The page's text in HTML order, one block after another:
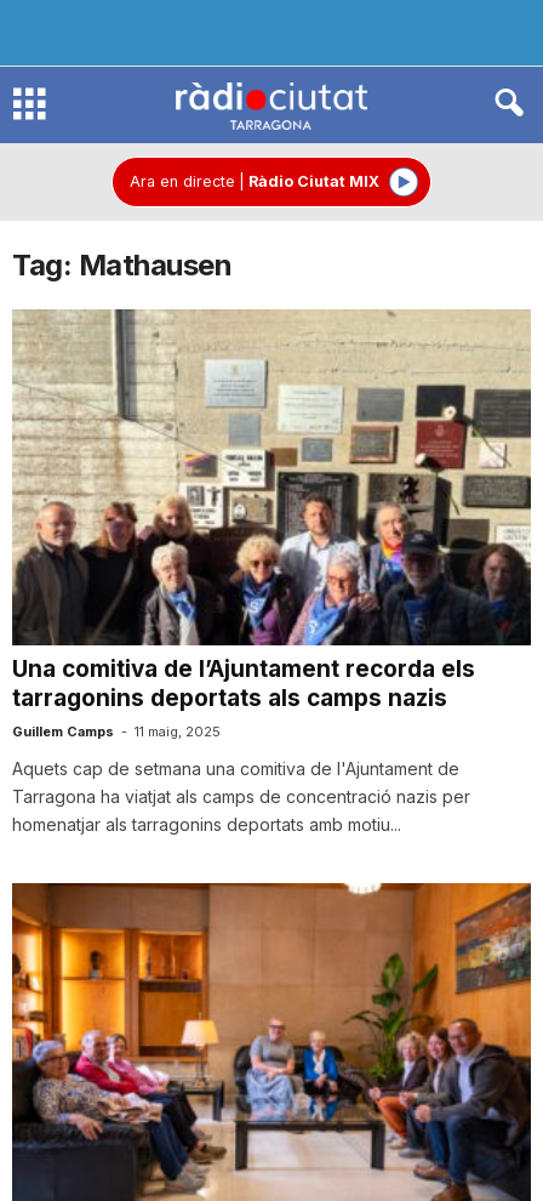
R
d
i
o
C
u
t
a
t
e
T
Ara en directe Ràdio Ciutat MIX
Tag: Mathausen
Una comitiva de l’Ajuntament recorda els
tarragonins deportats als camps nazis
Guillem Camps - 11 maig, 2025
Aquets cap de setmana una comitiva de l'Ajuntament de
Tarragona ha viatjat als camps de concentració nazis per
homenatjar als tarragonins deportats amb motiu...